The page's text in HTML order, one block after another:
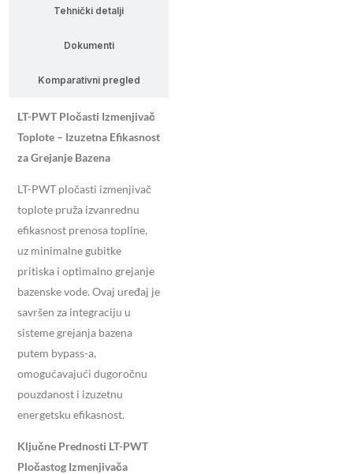
Tehnički detalji
Dokumenti
Komparativni pregled
LT-PWT Pločasti Izmenjivač
Toplote – Izuzetna Efikasnost
za Grejanje Bazena
LT-PWT pločasti izmenjivač
toplote pruža izvanrednu
efikasnost prenosa topline,
uz minimalne gubitke
pritiska i optimalno grejanje
bazenske vode. Ovaj uređaj je
savršen za integraciju u
sisteme grejanja bazena
putem bypass-a,
omogućavajući dugoročnu
pouzdanost i izuzetnu
energetsku efikasnost.
Ključne Prednosti LT-PWT
Pločastog Izmenjivača